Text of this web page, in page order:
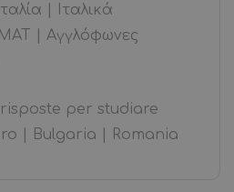
| Ιταλικά
| Αγγλόφωνες
per studiare
| Bulgaria | Romania